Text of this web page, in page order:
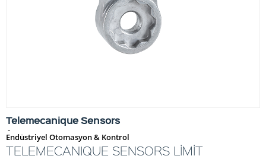
Telemecanique Sensors
-
Endüstriyel Otomasyon & Kontrol
TELEMECANIQUE SENSORS LİMİT